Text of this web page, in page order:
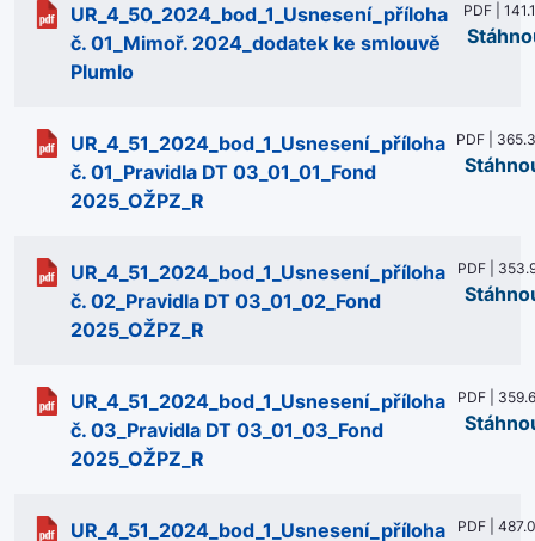
UR_4_50_2024_bod_1_Usnesení_příloha
č. 01_Mimoř. 2024_dodatek ke smlouvě
Plumlo
PDF |
UR_4_51_2024_bod_1_Usnesení_příloha
č. 01_Pravidla DT 03_01_01_Fond
2025_OŽPZ_R
PDF |
UR_4_51_2024_bod_1_Usnesení_příloha
č. 02_Pravidla DT 03_01_02_Fond
2025_OŽPZ_R
PDF |
UR_4_51_2024_bod_1_Usnesení_příloha
č. 03_Pravidla DT 03_01_03_Fond
2025_OŽPZ_R
PDF |
UR_4_51_2024_bod_1_Usnesení_příloha PDF |